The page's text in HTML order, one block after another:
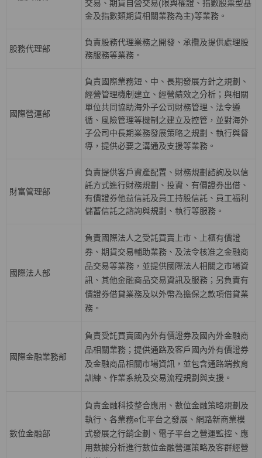
交易、期貨自營交易(限與權證、指數股票型基
金及指數類期貨相關業務為主)等業務。
股務代理部
負責股務代理業務之開發、承攬及提供處理股
務服務等業務。
國際營運部
負責國際業務短、中、長期發展方針之規劃、
經營管理機制建立、經營績效之分析；與相關
單位共同協助海外子公司財務管理、法令遵
循、風險管理等機制之建立及控管，並對海外
子公司中長期業務發展策略之規劃、執行與督
導，提供必要之溝通及支援等業務。
財富管理部
負責提供客戶資產配置、財務規劃諮詢及以信
託方式進行財務規劃、投資、有價證券出借、
有價證券他益信託及員工持股信託、員工福利
儲蓄信託之諮詢與規劃、執行等服務。
國際法人部
負責國際法人之受託買賣上巿、上櫃有價證
券、期貨交易輔助業務、及法令核准之金融商
品交易等業務，並提供國際法人相關之巿場資
訊、其他金融商品交易資訊及服務；另負責有
價證券借貸業務及以外幣為擔保之款項借貸業
務。
國際金融業務部
負責受託買賣國內外有價證券及國內外金融商
品相關業務；提供通路及客戶國內外有價證券
及金融商品相關市場資訊，並包含通路端教育
訓練、作業系統及交易流程規劃與支援。
數位金融部
負責金融科技整合應用、數位金融策略規劃及
執行、各業務e化平台之發展、網路新商業模
式發展之行銷企劃、電子平台之營運監控、應
用數據分析進行數位金融營運策略及客群經營